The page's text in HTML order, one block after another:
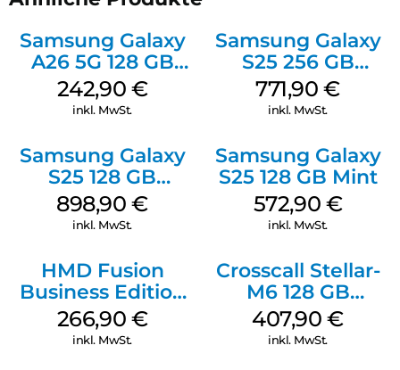
– Wir
kümmern
uns
darum!
inkl. MwSt.
Mehr
erfahren
Ähnliche Produkte